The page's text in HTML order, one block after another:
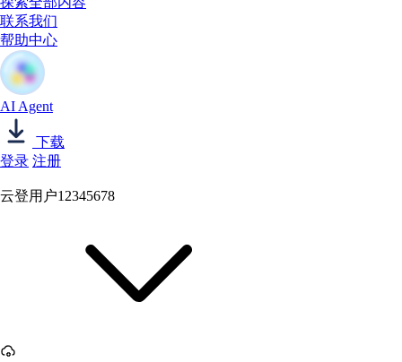
联系我们
帮助中心
AI Agent
下载
登录 注册
云登用户12345678